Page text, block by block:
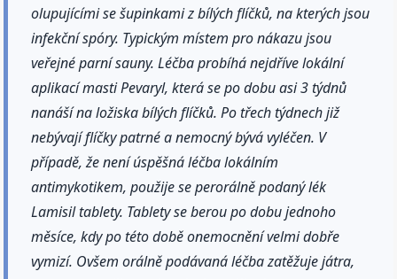
olupujícími se šupinkami z bílých flíčků, na kterých jsou
infekční spóry. Typickým místem pro nákazu jsou
veřejné parní sauny. Léčba probíhá nejdříve lokální
aplikací masti Pevaryl, která se po dobu asi 3 týdnů
nanáší na ložiska bílých flíčků. Po třech týdnech již
nebývají flíčky patrné a nemocný bývá vyléčen. V
případě, že není úspěšná léčba lokálním
antimykotikem, použije se perorálně podaný lék
Lamisil tablety. Tablety se berou po dobu jednoho
měsíce, kdy po této době onemocnění velmi dobře
vymizí. Ovšem orálně podávaná léčba zatěžuje játra,